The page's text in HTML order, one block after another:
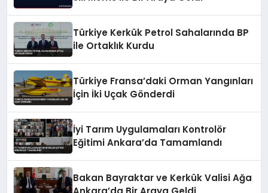
Türkiye Kerkük Petrol Sahalarında BP
ile Ortaklık Kurdu
Türkiye Fransa’daki Orman Yangınları
İçin İki Uçak Gönderdi
İyi Tarım Uygulamaları Kontrolör
Eğitimi Ankara’da Tamamlandı
Bakan Bayraktar ve Kerkük Valisi Ağa